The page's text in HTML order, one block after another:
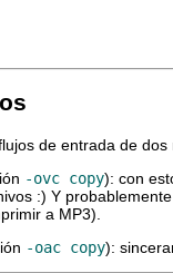
de entrada de dos
-ovc copy): con
:) Y
a MP3).
-oac copy):